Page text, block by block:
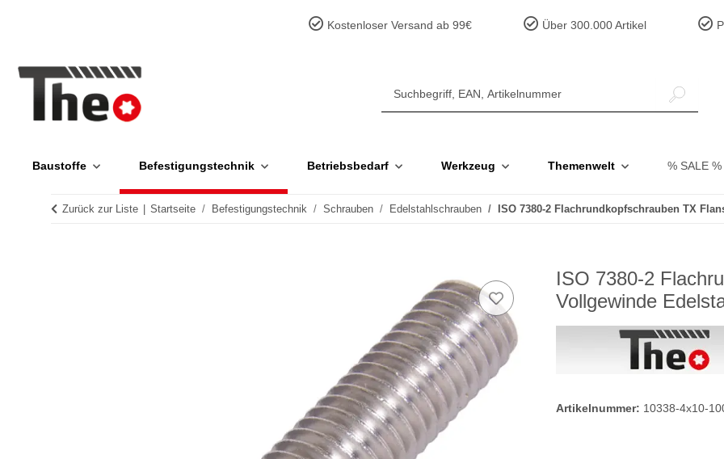
Kostenloser Versand ab 99€ Über 300.000 Artikel
Baustoffe Befestigungstechnik Betriebsbedarf Werkzeug Themenwelt % SALE %
Zurück zur Liste Startseite Befestigungstechnik Schrauben Edelstahlschrauben ISO 7380-2 Flachrundkopfschrauben TX
ISO 7380-2
Vollgewinde
Artikelnummer: 10338-4x10-